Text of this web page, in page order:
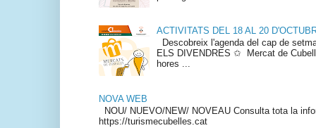
ACTIVITATS DEL 18 AL 20
Descobreix l'agenda del cap de
ELS DIVENDRES ✩ Mercat de
hores ...
NOVA WEB
NOU/ NUEVO/NEW/ NOVEAU Consulta tota la
https://turismecubelles.cat